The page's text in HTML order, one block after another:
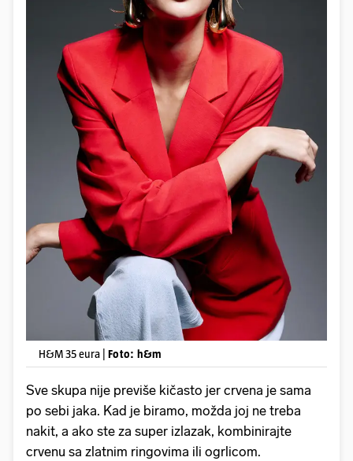
H&M 35 eura | Foto: h&m
Sve skupa nije previše kičasto jer crvena je sama
po sebi jaka. Kad je biramo, možda joj ne treba
nakit, a ako ste za super izlazak, kombinirajte
crvenu sa zlatnim ringovima ili ogrlicom.